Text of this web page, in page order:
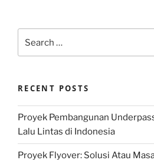
for:
RECENT POSTS
Proyek Pembangunan
Lalu Lintas di Indonesia
Proyek Flyover: Solusi Atau